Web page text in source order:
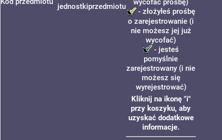
jednostkiprzedmiotu
wycofać prośbę)
- złożyłeś prośbę
o zarejestrowanie (i
nie możesz jej już
wycofać)
- jesteś
pomyślnie
zarejestrowany (i nie
możesz się
wyrejestrować)
Kliknij na ikonę "i"
przy koszyku, aby
uzyskać dodatkowe
informacje.